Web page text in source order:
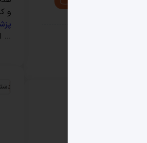
و
…